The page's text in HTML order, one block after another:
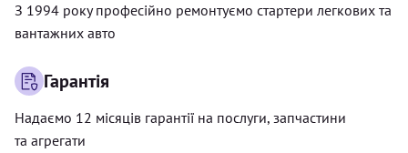
З 1994 року професійно ремонтуємо стартери легкових та
вантажних авто
Гарантія
Надаємо 12 місяців гарантії на послуги, запчастини
та агрегати